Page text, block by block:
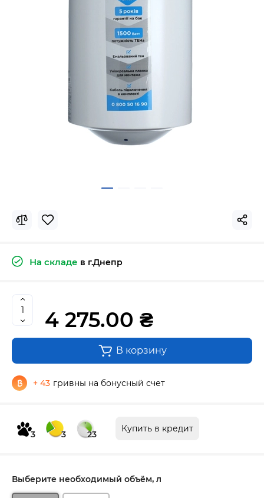
На складе в г.Днепр
4 275.00 ₴
В корзину
+ 43 гривны на бонусный счет
3 3 23
Купить в кредит
Выберите необходимый объём, л